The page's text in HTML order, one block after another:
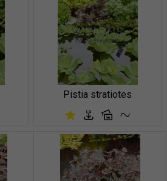
Pistia stratiotes